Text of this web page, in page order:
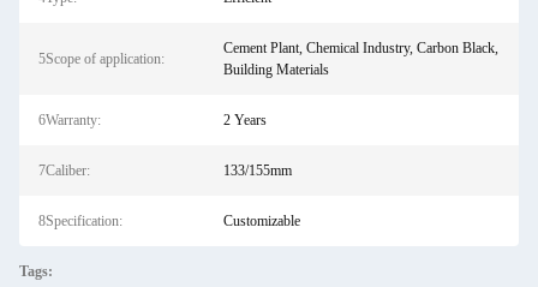
5Scope of application:
Cement Plant, Chemical Industry, Carbon Black,
Building Materials
6Warranty: 2 Years
7Caliber: 133/155mm
8Specification: Customizable
Tags: